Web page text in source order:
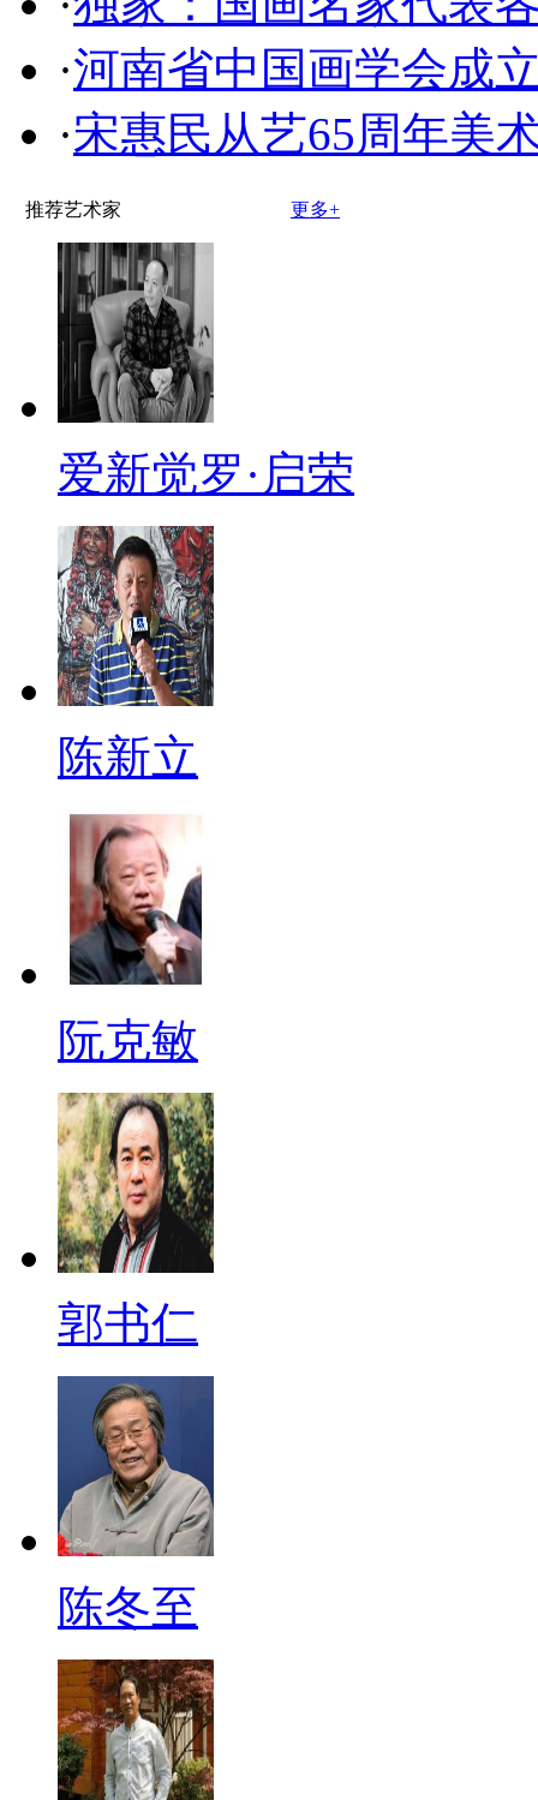
·河南省中国画学会成
·宋惠民从艺65周年美
推荐艺术家 更多+
爱新觉罗·启荣
陈新立
阮克敏
郭书仁
陈冬至